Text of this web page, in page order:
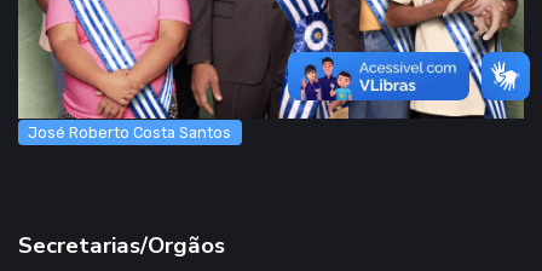
José Roberto Costa Santos
Secretarias/Orgãos